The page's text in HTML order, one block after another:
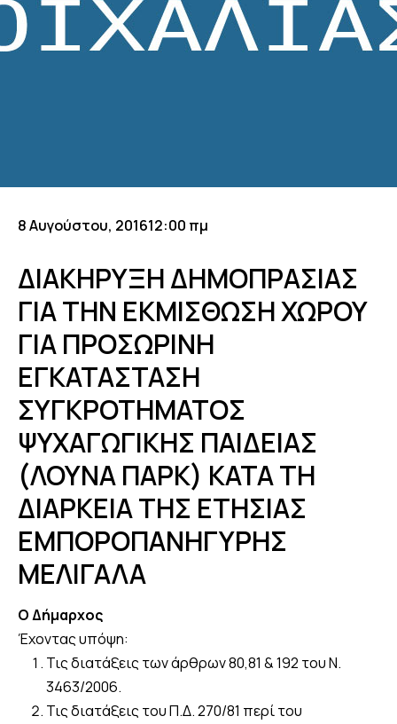
8 Αυγούστου, 201612:00 πμ
ΔΙΑΚΗΡΥΞΗ ΔΗΜΟΠΡΑΣΙΑΣ
ΓΙΑ ΤΗΝ ΕΚΜΙΣΘΩΣΗ ΧΩΡΟΥ
ΓΙΑ ΠΡΟΣΩΡΙΝΗ
ΕΓΚΑΤΑΣΤΑΣΗ
ΣΥΓΚΡΟΤΗΜΑΤΟΣ
ΨΥΧΑΓΩΓΙΚΗΣ ΠΑΙΔΕΙΑΣ
(ΛΟΥΝΑ ΠΑΡΚ) ΚΑΤΑ ΤΗ
ΔΙΑΡΚΕΙΑ ΤΗΣ ΕΤΗΣΙΑΣ
ΕΜΠΟΡΟΠΑΝΗΓΥΡΗΣ
ΜΕΛΙΓΑΛΑ
Ο Δήμαρχος
Έχοντας υπόψη:
Τις διατάξεις των άρθρων 80,81 & 192 του Ν.
3463/2006.
Τις διατάξεις του Π.Δ. 270/81 περί του